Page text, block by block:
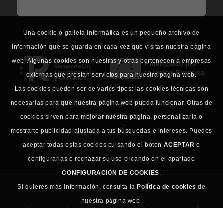
Financiado por la Unión Europea
NextGenerationEU
Una cookie o galleta informática es un pequeño archivo de
información que se guarda en cada vez que visitas nuestra página
web. Algunas cookies son nuestras y otras pertenecen a empresas
externas que prestan servicios para nuestra página web.
Las cookies pueden ser de varios tipos: las cookies técnicas son
necesarias para que nuestra página web pueda funcionar. Otras de
cookies sirven para mejorar nuestra página, personalizarla o
mostrarte publicidad ajustada a tus búsquedas e intereses. Puedes
aceptar todas estas cookies pulsando el botón ACEPTAR o
configurarlas o rechazar su uso clicando en el apartado
CONFIGURACIÓN DE COOKIES.
Si quieres más información, consulta la Política de cookies de
nuestra página web.